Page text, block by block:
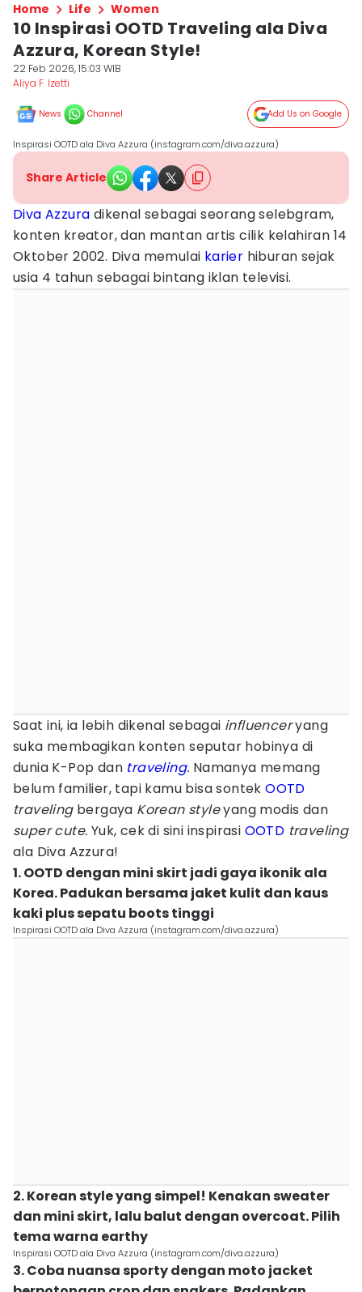
Home Life Women
10 Inspirasi OOTD Traveling ala Diva
Azzura, Korean Style!
22 Feb 2026, 15:03 WIB
Aliya F. Izetti
News Channel Add Us on Google
Inspirasi OOTD ala Diva Azzura (instagram.com/diva.azzura)
Share Article
Diva Azzura dikenal sebagai seorang selebgram,
konten kreator, dan mantan artis cilik kelahiran 14
Oktober 2002. Diva memulai karier hiburan sejak
usia 4 tahun sebagai bintang iklan televisi.
Saat ini, ia lebih dikenal sebagai influenceryang
suka membagikan konten seputar hobinya di
dunia K-Pop dan traveling. Namanya memang
belum familier, tapi kamu bisa sontekOOTD
travelingbergaya Korean styleyang modis dan
super cute. Yuk, cek di sini inspirasi OOTD traveling
ala Diva Azzura!
1. OOTD dengan mini skirt jadi gaya ikonik ala
Korea. Padukan bersama jaket kulit dan kaus
kaki plus sepatu boots tinggi
Inspirasi OOTD ala Diva Azzura (instagram.com/diva.azzura)
2. Korean style yang simpel! Kenakan sweater
dan mini skirt, lalu balut dengan overcoat. Pilih
tema warna earthy
Inspirasi OOTD ala Diva Azzura (instagram.com/diva.azzura)
3. Coba nuansa sporty dengan moto jacket